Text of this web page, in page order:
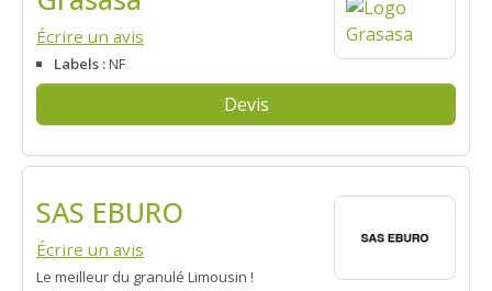
Écrire un avis
Labels :NF
Devis
SAS EBURO
Écrire un avis
Le meilleur du granulé Limousin !